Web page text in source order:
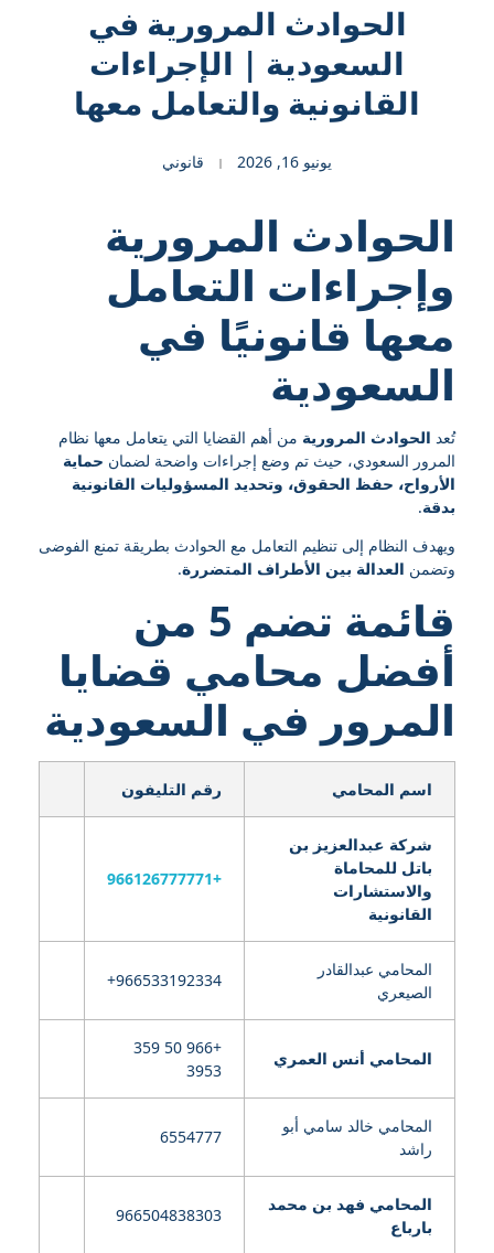
الحوادث المرورية في
السعودية | الإجراءات
القانونية والتعامل معها
يونيو 16, 2026 قانوني
الحوادث المرورية
وإجراءات التعامل
معها قانونيًا في
السعودية
تُعد الحوادث المرورية من أهم القضايا التي يتعامل معها نظام
المرور السعودي، حيث تم وضع إجراءات واضحة لضمان حماية
الأرواح، حفظ الحقوق، وتحديد المسؤوليات القانونية
بدقة.
ويهدف النظام إلى تنظيم التعامل مع الحوادث بطريقة تمنع الفوضى
وتضمن العدالة بين الأطراف المتضررة.
قائمة تضم 5 من
أفضل محامي قضايا
المرور في السعودية
اسم المحامي رقم التليفون
شركة عبدالعزيز بن
باتل للمحاماة
والاستشارات
القانونية
+966126777771
المحامي عبدالقادر
الصيعري
المحامي أنس العمري
+966 50 359
3953
المحامي خالد سامي أبو
راشد
6554777
المحامي فهد بن محمد
بارباع
966504838303